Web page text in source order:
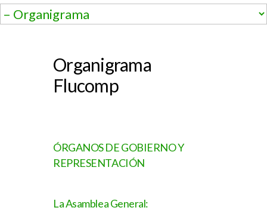
Organigrama
Flucomp
ÓRGANOS DE GOBIERNO Y
REPRESENTACIÓN
La Asamblea General: